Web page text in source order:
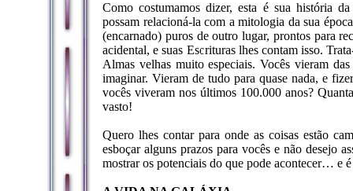
Como costumamos dizer, esta é sua história
possam relacioná-la com a mitologia da sua
(encarnado) puros de outro lugar, prontos para
acidental, e suas Escrituras lhes contam isso.
Almas velhas muito especiais. Vocês vieram
imaginar. Vieram de tudo para quase nada, e
vocês viveram nos últimos 100.000 anos?
vasto!
Quero lhes contar para onde as coisas estão
esboçar alguns prazos para vocês e não desejo
mostrar os potenciais do que pode acontecer… e